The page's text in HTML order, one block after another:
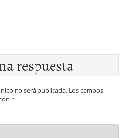
respuesta
no será publicada. Los campos
*